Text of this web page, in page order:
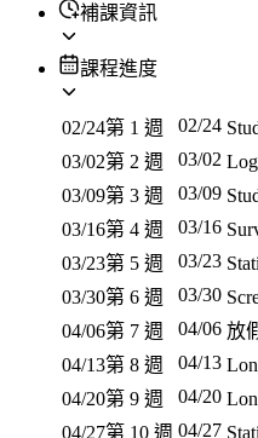
補課資訊
課程進度
02/24第 1 週 02/24
03/02第 2 週 03/02
03/09第 3 週 03/09
03/16第 4 週 03/16
03/23第 5 週 03/23
03/30第 6 週 03/30
04/06第 7 週 04/06 放
04/13第 8 週 04/13
04/20第 9 週 04/20
04/27第 10 週 04/27